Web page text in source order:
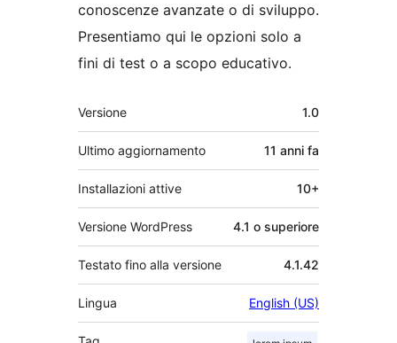
conoscenze avanzate o di sviluppo.
Presentiamo qui le opzioni solo a
fini di test o a scopo educativo.
Meta
Versione 1.0
Ultimo aggiornamento 11 anni fa
Installazioni attive 10+
Versione WordPress 4.1 o superiore
Testato fino alla versione 4.1.42
Lingua English (US)